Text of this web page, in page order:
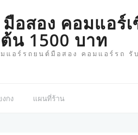
อสอง คอมแอร์เ
น 1500 บาท
อร์รถยนต์มือสอง คอมแอร์รถ รั
กง แผนที่ร้าน